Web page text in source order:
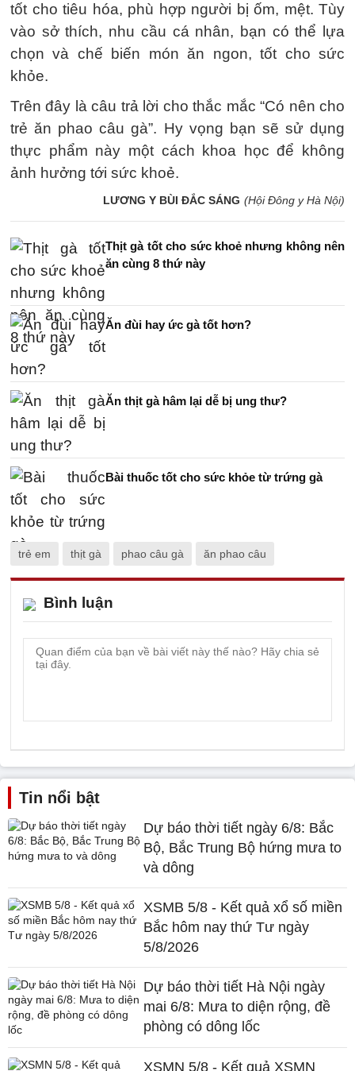
tốt cho tiêu hóa, phù hợp người bị ốm, mệt. Tùy
vào sở thích, nhu cầu cá nhân, bạn có thể lựa
chọn và chế biến món ăn ngon, tốt cho sức
khỏe.
Trên đây là câu trả lời cho thắc mắc “Có nên cho
trẻ ăn phao câu gà”. Hy vọng bạn sẽ sử dụng
thực phẩm này một cách khoa học để không
ảnh hưởng tới sức khoẻ.
LƯƠNG Y BÙI ĐẮC SÁNG (Hội Đông y Hà Nội)
Thịt gà tốt cho sức khoẻ nhưng không nên
ăn cùng 8 thứ này
Ăn đùi hay ức gà tốt hơn?
Ăn thịt gà hâm lại dễ bị ung thư?
Bài thuốc tốt cho sức khỏe từ trứng gà
trẻ em thịt gà phao câu gà ăn phao câu
Bình luận
Tin nổi bật
Dự báo thời tiết ngày 6/8: Bắc
Bộ, Bắc Trung Bộ hứng mưa to
và dông
XSMB 5/8 - Kết quả xổ số miền
Bắc hôm nay thứ Tư ngày
5/8/2026
Dự báo thời tiết Hà Nội ngày
mai 6/8: Mưa to diện rộng, đề
phòng có dông lốc
XSMN 5/8 - Kết quả XSMN